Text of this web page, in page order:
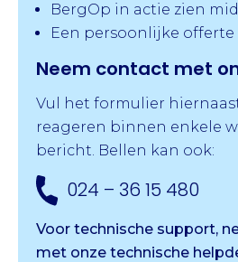
BergOp in actie zien
Een persoonlijke
Neem contact met
Vul het formulier
reageren binnen enkele
bericht. Bellen kan ook:
024 – 36 15 480
Voor technische support,
met onze technische